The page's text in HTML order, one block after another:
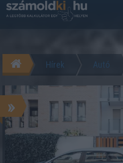
Hírek Autó
»